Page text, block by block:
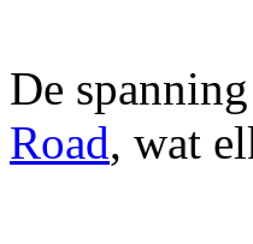
De
Road, wat